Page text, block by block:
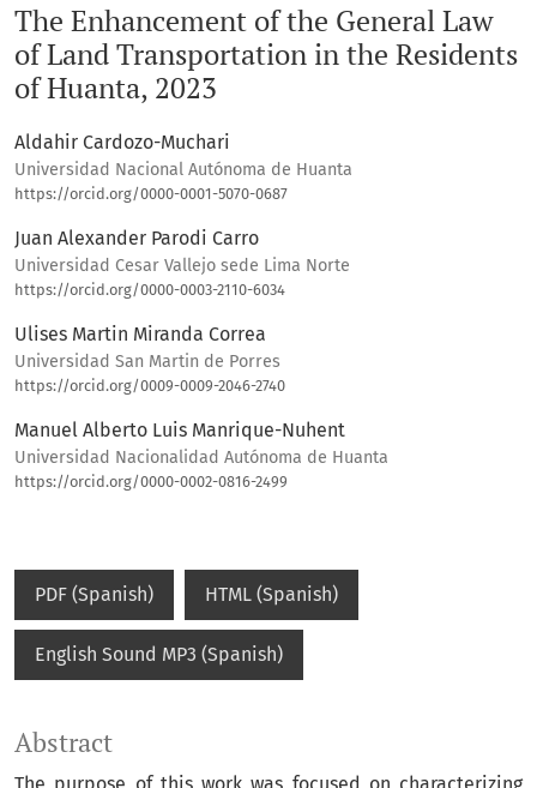
The Enhancement of the General Law
of Land Transportation in the Residents
of Huanta, 2023
Aldahir Cardozo-Muchari
Universidad Nacional Autónoma de Huanta
https://orcid.org/0000-0001-5070-0687
Juan Alexander Parodi Carro
Universidad Cesar Vallejo sede Lima Norte
https://orcid.org/0000-0003-2110-6034
Ulises Martin Miranda Correa
Universidad San Martin de Porres
https://orcid.org/0009-0009-2046-2740
Manuel Alberto Luis Manrique-Nuhent
Universidad Nacionalidad Autónoma de Huanta
https://orcid.org/0000-0002-0816-2499
PDF (Spanish) HTML (Spanish)
English Sound MP3 (Spanish)
Abstract